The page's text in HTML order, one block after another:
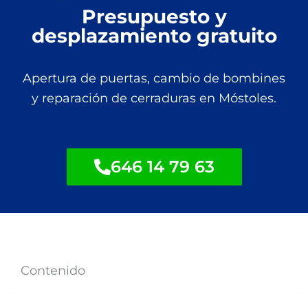
Presupuesto y
desplazamiento gratuito
Apertura de puertas, cambio de bombines
y reparación de cerraduras en Móstoles.
646 14 79 63
Contenido